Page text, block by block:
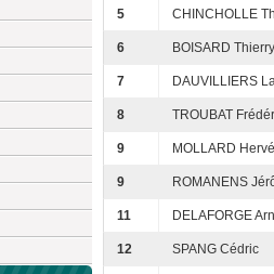
5 CHINCHOLLE
6 BOISARD Thierry
7 DAUVILLIERS
8 TROUBAT
9 MOLLARD Hervé
9 ROMANENS
11 DELAFORGE
12 SPANG Cédric